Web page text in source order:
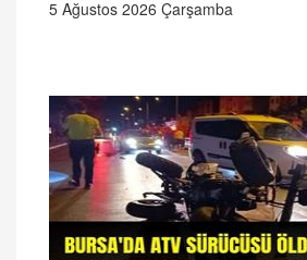
5 Ağustos 2026 Çarşamba